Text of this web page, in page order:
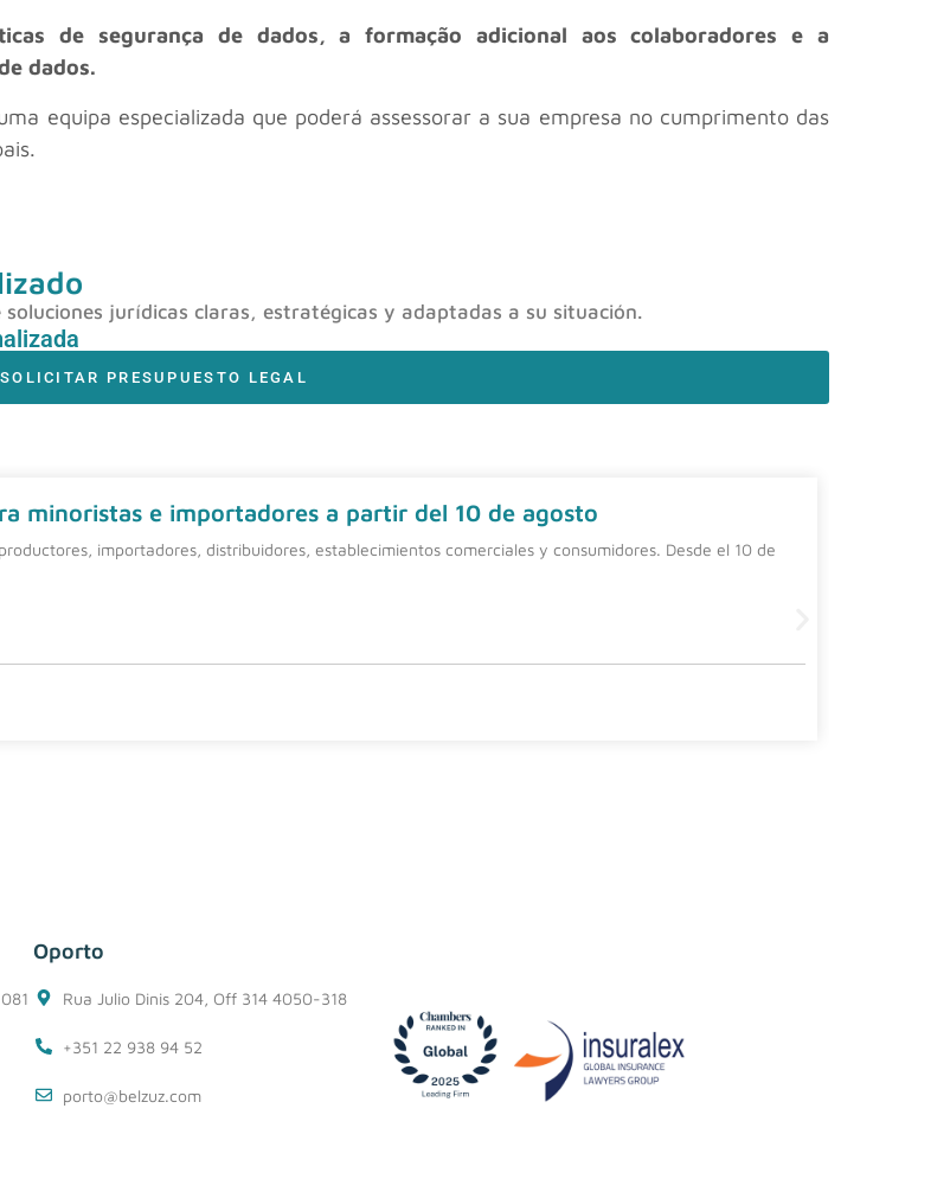
de segurança de dados, a formação adicional aos colaboradores e a
dados.
equipa especializada que poderá assessorar a sua empresa no cumprimento das
jurídicas claras, estratégicas y adaptadas a su situación.
SOLICITAR PRESUPUESTO LEGAL
minoristas e importadores a partir del 10 de agosto
importadores, distribuidores, establecimientos comerciales y consumidores. Desde el 10 de
Oporto
Rua Julio Dinis 204, Off 314 4050-318
+351 22 938 94 52
porto@belzuz.com